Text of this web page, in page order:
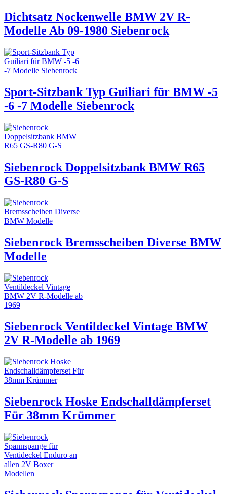
Dichtsatz Nockenwelle BMW 2V R-
Modelle Ab 09-1980 Siebenrock
Sport-Sitzbank Typ Guiliari für BMW -5
-6 -7 Modelle Siebenrock
Siebenrock Doppelsitzbank BMW R65
GS-R80 G-S
Siebenrock Bremsscheiben Diverse BMW
Modelle
Siebenrock Ventildeckel Vintage BMW
2V R-Modelle ab 1969
Siebenrock Hoske Endschalldämpferset
Für 38mm Krümmer